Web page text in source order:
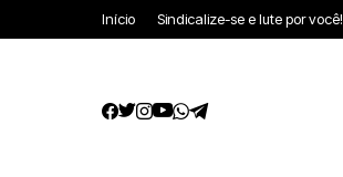
Início Sindicalize-se e lute por você!